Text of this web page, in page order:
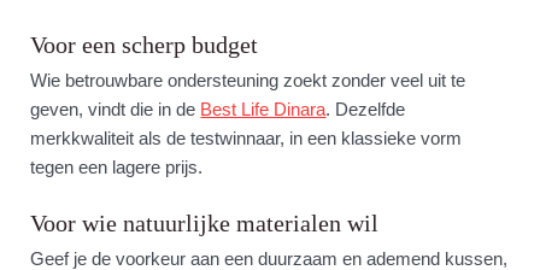
Voor een scherp budget
Wie betrouwbare ondersteuning zoekt zonder veel uit te
geven, vindt die in de Best Life Dinara. Dezelfde
merkkwaliteit als de testwinnaar, in een klassieke vorm
tegen een lagere prijs.
Voor wie natuurlijke materialen wil
Geef je de voorkeur aan een duurzaam en ademend kussen,